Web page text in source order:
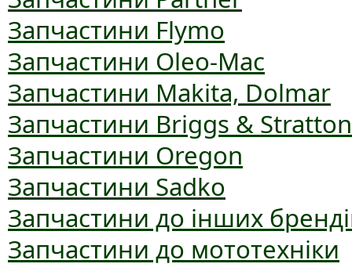
Запчастини Flymo
Запчастини Oleo-Mac
Запчастини Makita, Dolmar
Запчастини Briggs & Stratton
Запчастини Oregon
Запчастини Sadko
Запчастини до інших
Запчастини до мототехніки